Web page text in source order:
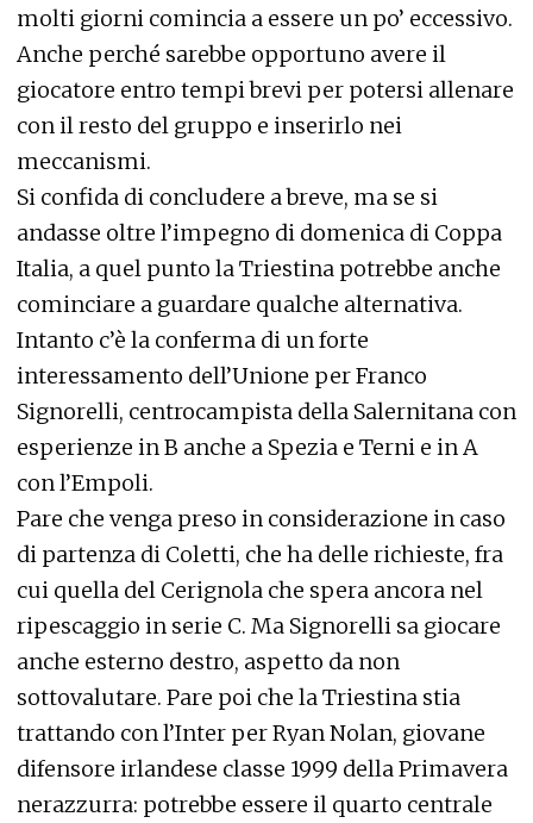
molti giorni comincia a essere un po’ eccessivo.
Anche perché sarebbe opportuno avere il
giocatore entro tempi brevi per potersi allenare
con il resto del gruppo e inserirlo nei
meccanismi.
Si confida di concludere a breve, ma se si
andasse oltre l’impegno di domenica di Coppa
Italia, a quel punto la Triestina potrebbe anche
cominciare a guardare qualche alternativa.
Intanto c’è la conferma di un forte
interessamento dell’Unione per Franco
Signorelli, centrocampista della Salernitana con
esperienze in B anche a Spezia e Terni e in A
con l’Empoli.
Pare che venga preso in considerazione in caso
di partenza di Coletti, che ha delle richieste, fra
cui quella del Cerignola che spera ancora nel
ripescaggio in serie C. Ma Signorelli sa giocare
anche esterno destro, aspetto da non
sottovalutare. Pare poi che la Triestina stia
trattando con l’Inter per Ryan Nolan, giovane
difensore irlandese classe 1999 della Primavera
nerazzurra: potrebbe essere il quarto centrale